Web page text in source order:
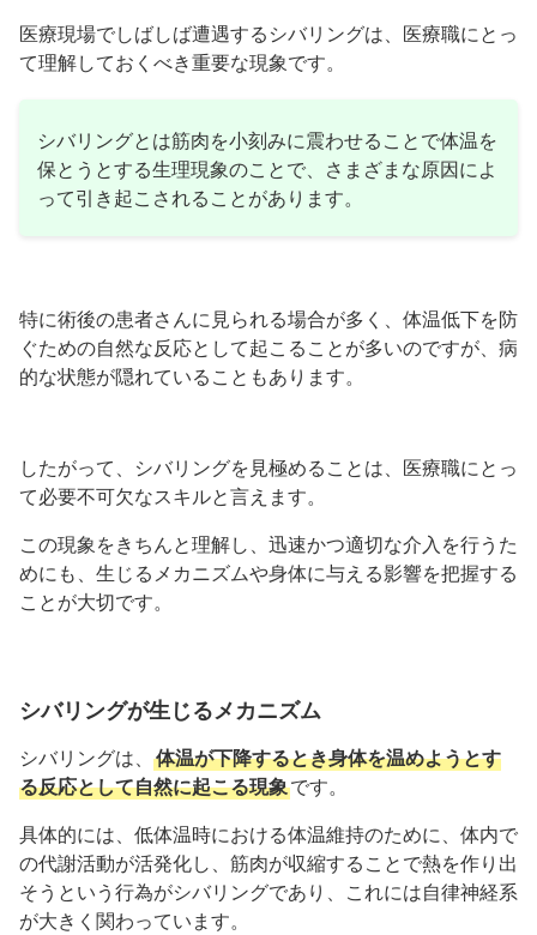
医療現場でしばしば遭遇するシバリングは、医療職にとっ
て理解しておくべき重要な現象です。
シバリングとは筋肉を小刻みに震わせることで体温を
保とうとする生理現象のことで、さまざまな原因によ
って引き起こされることがあります。
特に術後の患者さんに見られる場合が多く、体温低下を防
ぐための自然な反応として起こることが多いのですが、病
的な状態が隠れていることもあります。
したがって、シバリングを見極めることは、医療職にとっ
て必要不可欠なスキルと言えます。
この現象をきちんと理解し、迅速かつ適切な介入を行うた
めにも、生じるメカニズムや身体に与える影響を把握する
ことが大切です。
シバリングが生じるメカニズム
シバリングは、 体温が下降するとき身体を温めようとす
る反応として自然に起こる現象です。
具体的には、低体温時における体温維持のために、体内で
の代謝活動が活発化し、筋肉が収縮することで熱を作り出
そうという行為がシバリングであり、これには自律神経系
が大きく関わっています。